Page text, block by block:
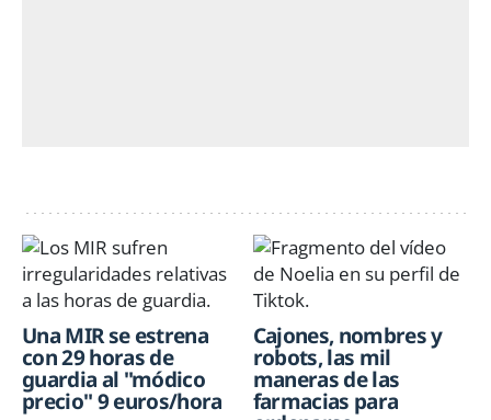
Una MIR se estrena
con 29 horas de
guardia al "módico
precio" 9 euros/hora
Cajones, nombres y
robots, las mil
maneras de las
farmacias para